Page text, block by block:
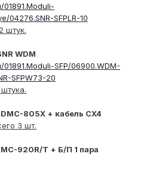
04276.SNR-SFPLR-10
штук.
WDM
SFP/06900.WDM-
SFPW73-20
805X + кабель CX4
3 шт.
920R/T + Б/П 1 пара